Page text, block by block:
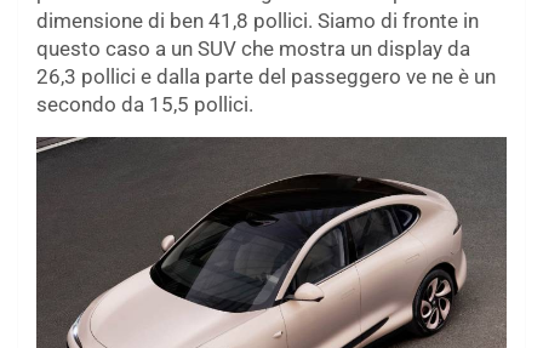
dimensione di ben 41,8 pollici. Siamo di fronte in
questo caso a un SUV che mostra un display da
26,3 pollici e dalla parte del passeggero ve ne è un
secondo da 15,5 pollici.